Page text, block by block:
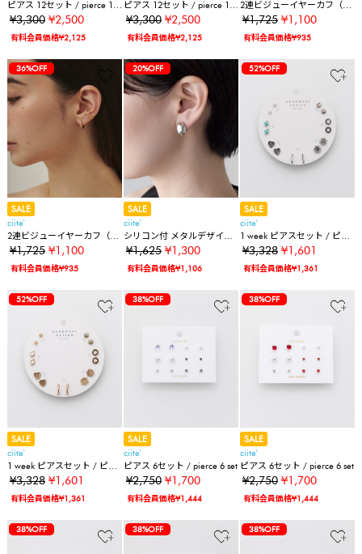
ピアス 12セット / pierce 12
set
¥3,300 ¥2,500
有料会員価格¥2,125
ピアス 12セット / pierce 12
set
¥3,300 ¥2,500
有料会員価格¥2,125
2連ビジューイヤーカフ（片
耳用）
¥1,725 ¥1,100
有料会員価格¥935
36%OFF
SALE
ciite'
2連ビジューイヤーカフ（片
耳用）
¥1,725 ¥1,100
有料会員価格¥935
20%OFF
SALE
ciite'
シリコン付 メタルデザイン
イヤリング（両耳用）
¥1,625 ¥1,300
有料会員価格¥1,106
52%OFF
SALE
ciite'
1 week ピアスセット / ピア
ス7セット
¥3,328 ¥1,601
有料会員価格¥1,361
52%OFF
SALE
ciite'
1 week ピアスセット / ピア
ス7セット
¥3,328 ¥1,601
有料会員価格¥1,361
38%OFF
SALE
ciite'
ピアス 6セット / pierce 6 set
¥2,750 ¥1,700
有料会員価格¥1,444
38%OFF
SALE
ciite'
ピアス 6セット / pierce 6 set
¥2,750 ¥1,700
有料会員価格¥1,444
38%OFF 38%OFF 38%OFF